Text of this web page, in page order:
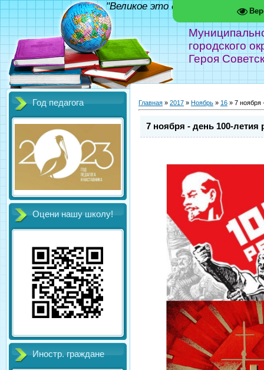
городского
Героя
"Великое это дело - школа!"
Год педагога
Оцени нашу школу!
Иностр. граждане
Главная » 2017 » Ноябрь » 16 » 7 ноября
7 ноября - день 100-летия